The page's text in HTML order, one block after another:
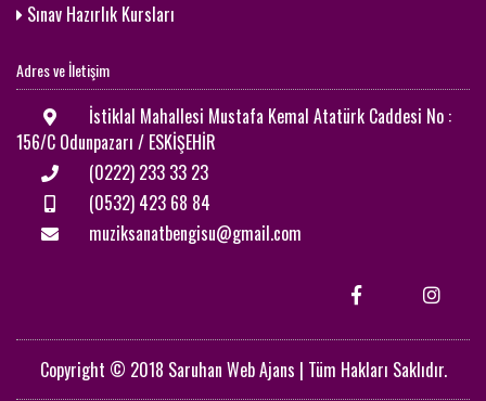
Sınav Hazırlık Kursları
Adres ve İletişim
İstiklal Mahallesi Mustafa Kemal Atatürk Caddesi No :
156/C Odunpazarı / ESKİŞEHİR
(0222) 233 33 23
(0532) 423 68 84
muziksanatbengisu@gmail.com
Copyright © 2018 Saruhan Web Ajans | Tüm Hakları Saklıdır.